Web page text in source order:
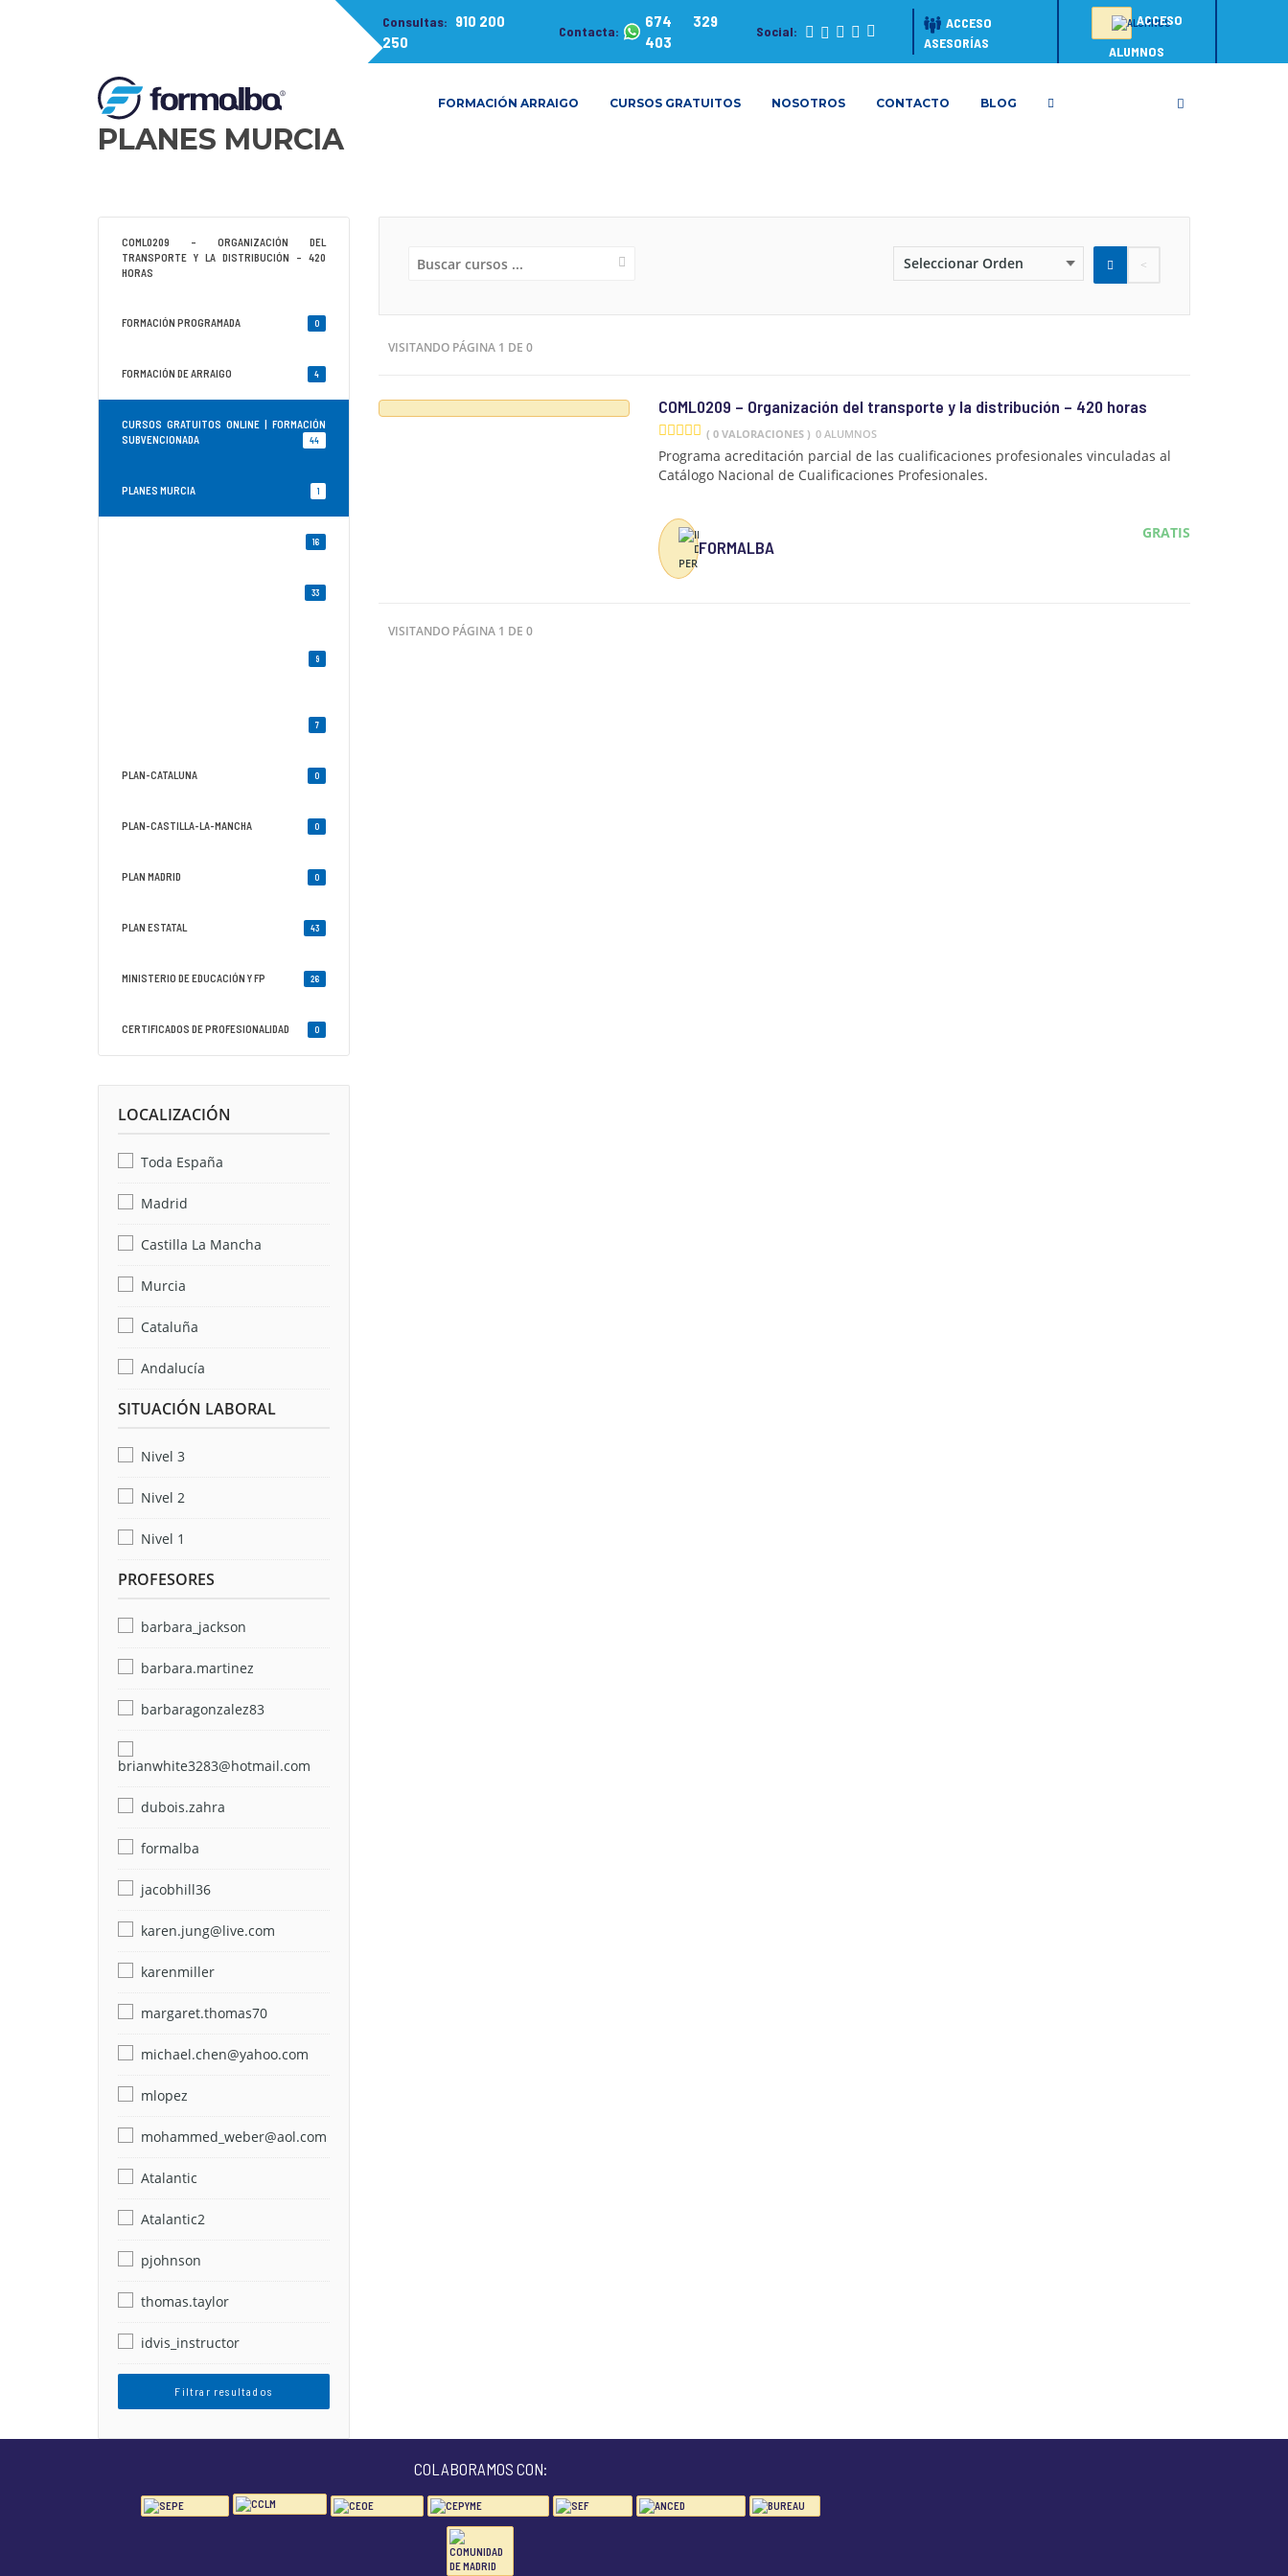
Consultas: 910 200
250
Contacta:
674 329
403
Social:
ACCESO
ASESORÍAS
ACCESO
ALUMNOS
FORMACIÓN ARRAIGO CURSOS GRATUITOS NOSOTROS CONTACTO BLOG
PLANES MURCIA
VISITANDO PÁGINA 1 DE 0
COML0209 – Organización del transporte y la distribución – 420 horas
( 0 VALORACIONES ) 0 ALUMNOS
Programa acreditación parcial de las cualificaciones profesionales vinculadas al
Catálogo Nacional de Cualificaciones Profesionales.
GRATIS
FORMALBA
VISITANDO PÁGINA 1 DE 0
COML0209 – ORGANIZACIÓN DEL
TRANSPORTE Y LA DISTRIBUCIÓN – 420
HORAS
FORMACIÓN PROGRAMADA 0
FORMACIÓN DE ARRAIGO 4
CURSOS GRATUITOS ONLINE | FORMACIÓN
SUBVENCIONADA
44
PLANES MURCIA 1
16
33
9
7
PLAN-CATALUNA 0
PLAN-CASTILLA-LA-MANCHA 0
PLAN MADRID 0
PLAN ESTATAL 43
MINISTERIO DE EDUCACIÓN Y FP 26
CERTIFICADOS DE PROFESIONALIDAD 0
LOCALIZACIÓN
Toda España
Madrid
Castilla La Mancha
Murcia
Cataluña
Andalucía
SITUACIÓN LABORAL
Nivel 3
Nivel 2
Nivel 1
PROFESORES
barbara_jackson
barbara.martinez
barbaragonzalez83
brianwhite3283@hotmail.com
dubois.zahra
formalba
jacobhill36
karen.jung@live.com
karenmiller
margaret.thomas70
michael.chen@yahoo.com
mlopez
mohammed_weber@aol.com
Atalantic
Atalantic2
pjohnson
thomas.taylor
idvis_instructor
Filtrar resultados
COLABORAMOS CON: